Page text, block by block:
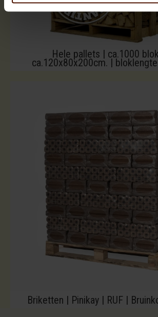
Hele pallets | ca.1000
ca.120x80x200cm. |
Briketten | Pinikay | RUF |